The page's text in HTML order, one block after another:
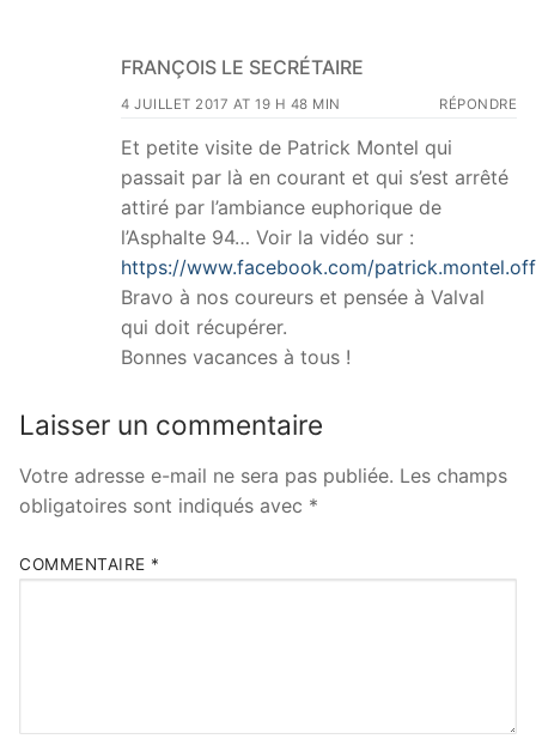
FRANÇOIS LE SECRÉTAIRE
4 JUILLET 2017 AT 19 H 48 MIN RÉPONDRE
Et petite visite de Patrick Montel qui
passait par là en courant et qui s’est arrêté
attiré par l’ambiance euphorique de
l’Asphalte 94… Voir la vidéo sur :
https://www.facebook.com/
Bravo à nos coureurs et pensée à Valval
qui doit récupérer.
Bonnes vacances à tous !
Laisser un commentaire
Votre adresse e-mail ne sera pas publiée. Les champs
obligatoires sont indiqués avec *
COMMENTAIRE *